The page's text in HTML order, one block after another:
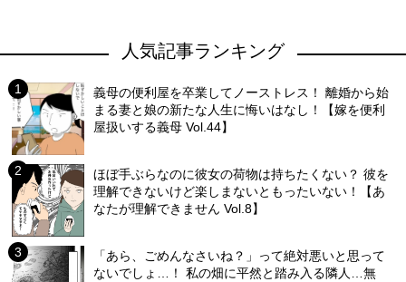
人気記事ランキング
義母の便利屋を卒業してノーストレス！ 離婚から始
まる妻と娘の新たな人生に悔いはなし！【嫁を便利
屋扱いする義母 Vol.44】
ほぼ手ぶらなのに彼女の荷物は持ちたくない？ 彼を
理解できないけど楽しまないともったいない！【あ
なたが理解できません Vol.8】
「あら、ごめんなさいね？」って絶対悪いと思って
ないでしょ…！ 私の畑に平然と踏み入る隣人…無